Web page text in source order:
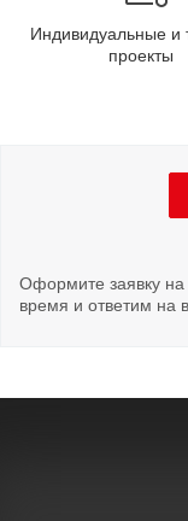
Индивидуальные и
проекты
Оформите заявку
время и ответим на